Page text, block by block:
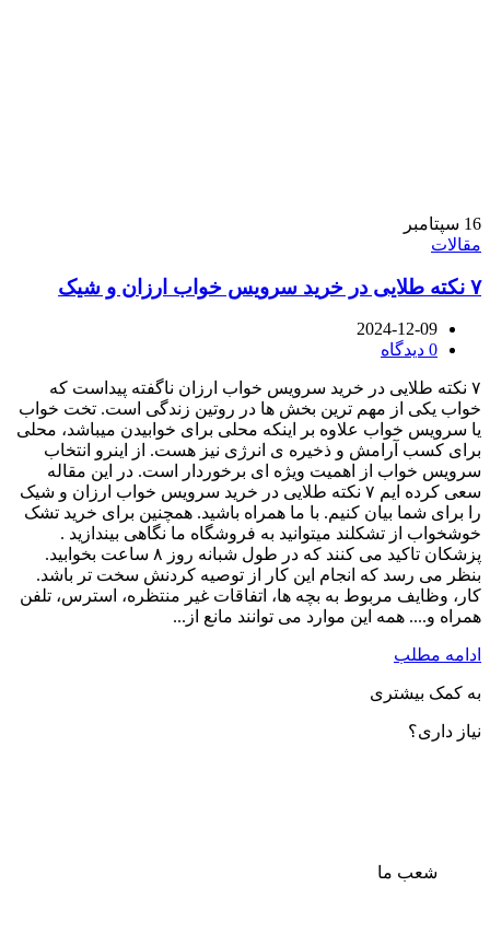
16 سپتامبر
مقالات
۷ نکته طلایی در خرید سرویس خواب ارزان و شیک
2024-12-09
0 دیدگاه
۷ نکته طلایی در خرید سرویس خواب ارزان ناگفته پیداست که
خواب یکی از مهم ترین بخش ها در روتین زندگی است. تخت خواب
یا سرویس خواب علاوه بر اینکه محلی برای خوابیدن میباشد، محلی
برای کسب آرامش و ذخیره ی انرژی نیز هست. از اینرو انتخاب
سرویس خواب از اهمیت ویژه ای برخوردار است. در این مقاله
سعی کرده ایم ۷ نکته طلایی در خرید سرویس خواب ارزان و شیک
را برای شما بیان کنیم. با ما همراه باشید. همچنین برای خرید تشک
خوشخواب از تشکلند میتوانید به فروشگاه ما نگاهی بیندازید .
پزشکان تاکید می کنند که در طول شبانه روز ۸ ساعت بخوابید.
بنظر می رسد که انجام این کار از توصیه کردنش سخت تر باشد.
کار، وظایف مربوط به بچه ها، اتفاقات غیر منتظره، استرس، تلفن
همراه و.... همه این موارد می توانند مانع از...
ادامه مطلب
به کمک بیشتری
نیاز داری؟
شعب ما